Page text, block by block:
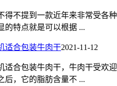
得不提到一款近年来非常受各
的特点就是可以根据 ...
适合包装牛肉干2021-11-12
适合包装牛肉干，牛肉干受欢
后，它的脂肪含量不 ...